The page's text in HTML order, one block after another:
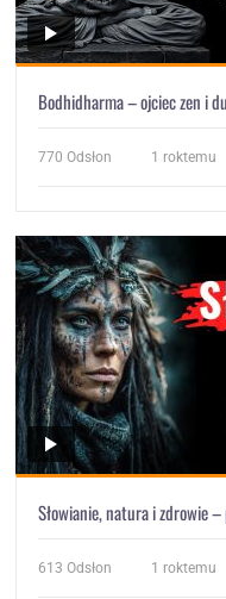
Bodhidharma – ojciec zen i
770 Odsłon 1 roktemu
Słowianie, natura i zdrowie
613 Odsłon 1 roktemu